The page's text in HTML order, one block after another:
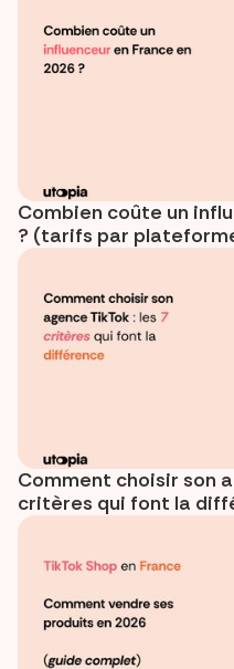
Combien coûte un
? (tarifs par
Comment choisir son
critères qui font la